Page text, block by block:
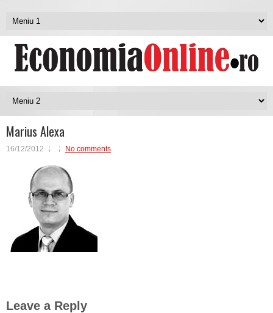
Marius Alexa
16/12/2012 No comments
Leave a Reply